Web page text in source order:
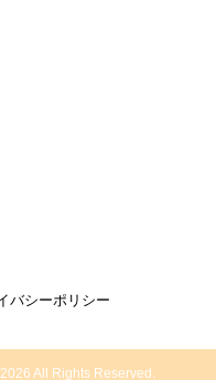
バシーポリシー
All Rights Reserved.